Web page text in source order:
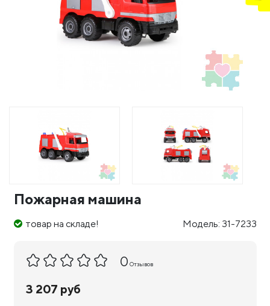
Пожарная машина
товар на складе! Модель: 31-7233
0 Отзывов
3 207 руб